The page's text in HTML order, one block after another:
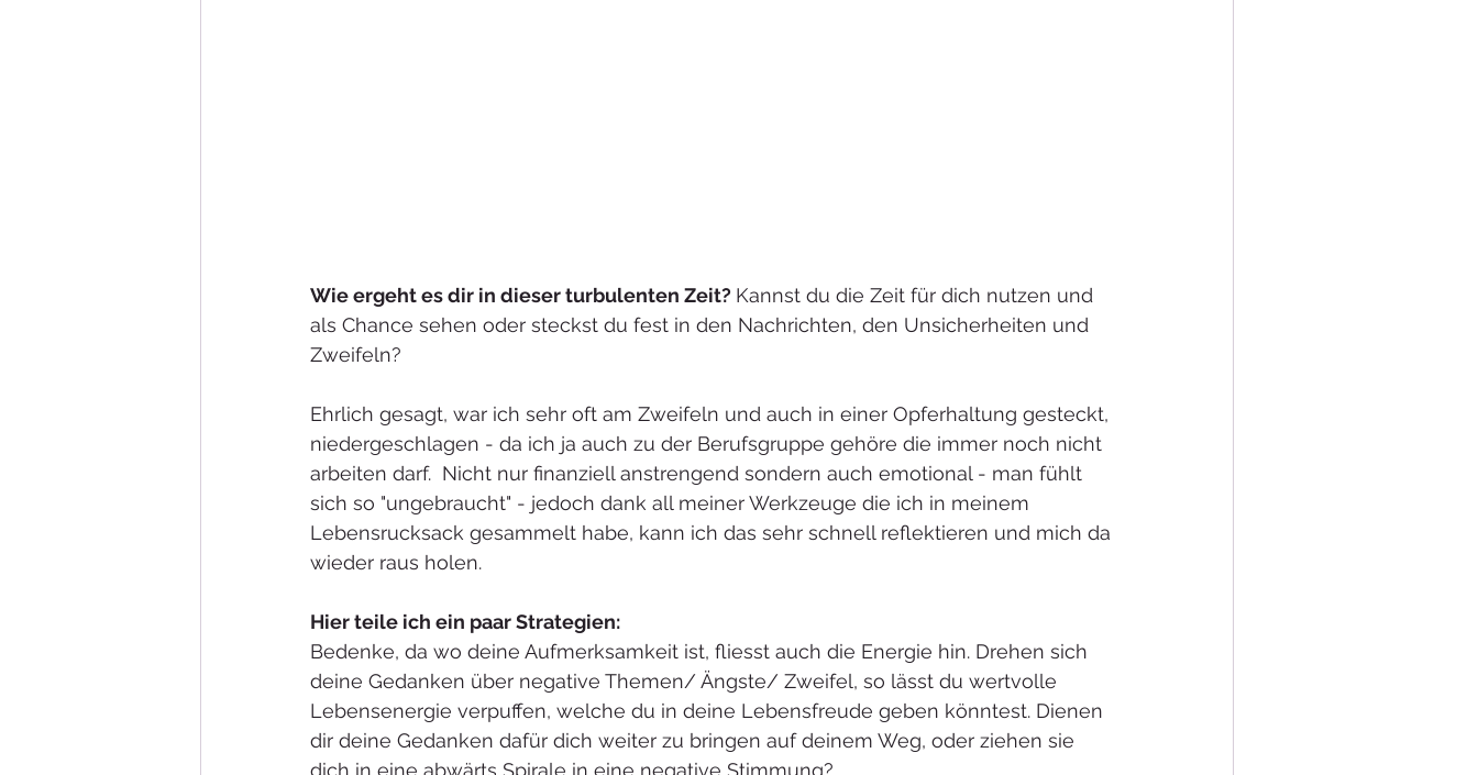
Wie ergeht es dir in dieser turbulenten Zeit? Kannst du die Zeit für dich nutzen und
als Chance sehen oder steckst du fest in den Nachrichten, den Unsicherheiten und
Zweifeln?
Ehrlich gesagt, war ich sehr oft am Zweifeln und auch in einer Opferhaltung gesteckt,
niedergeschlagen - da ich ja auch zu der Berufsgruppe gehöre die immer noch nicht
arbeiten darf.  Nicht nur finanziell anstrengend sondern auch emotional - man fühlt
sich so "ungebraucht" - jedoch dank all meiner Werkzeuge die ich in meinem
Lebensrucksack gesammelt habe, kann ich das sehr schnell reflektieren und mich da
wieder raus holen.
Hier teile ich ein paar Strategien:
Bedenke, da wo deine Aufmerksamkeit ist, fliesst auch die Energie hin. Drehen sich
deine Gedanken über negative Themen/ Ängste/ Zweifel, so lässt du wertvolle
Lebensenergie verpuffen, welche du in deine Lebensfreude geben könntest. Dienen
dir deine Gedanken dafür dich weiter zu bringen auf deinem Weg, oder ziehen sie